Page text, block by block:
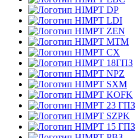
DP
LDI
ZEN
MTM
CX
18ГПЗ
NPZ
SXM
KOFK
23 ГПЗ
SZPK
15 ГПЗ